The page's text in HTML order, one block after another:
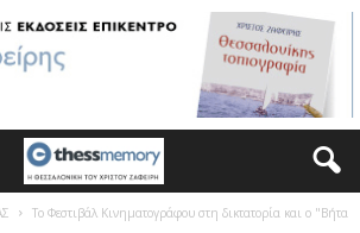
Το Φεστιβάλ Κινηματογράφου στη δικτατορία και ο "Βήτα